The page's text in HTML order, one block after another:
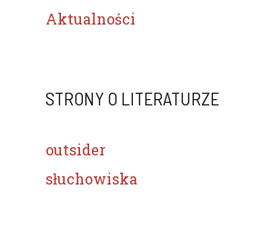
Aktualności
STRONY O LITERATURZE
outsider
słuchowiska